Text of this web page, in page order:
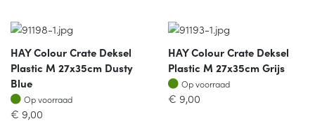
HAY Colour Crate Deksel
Plastic M 27x35cm Dusty
Blue
Op voorraad
Op voorraad
€ 9,00
HAY Colour Crate Deksel
Plastic M 27x35cm Grijs
Op voorraad
Op voorraad
€ 9,00